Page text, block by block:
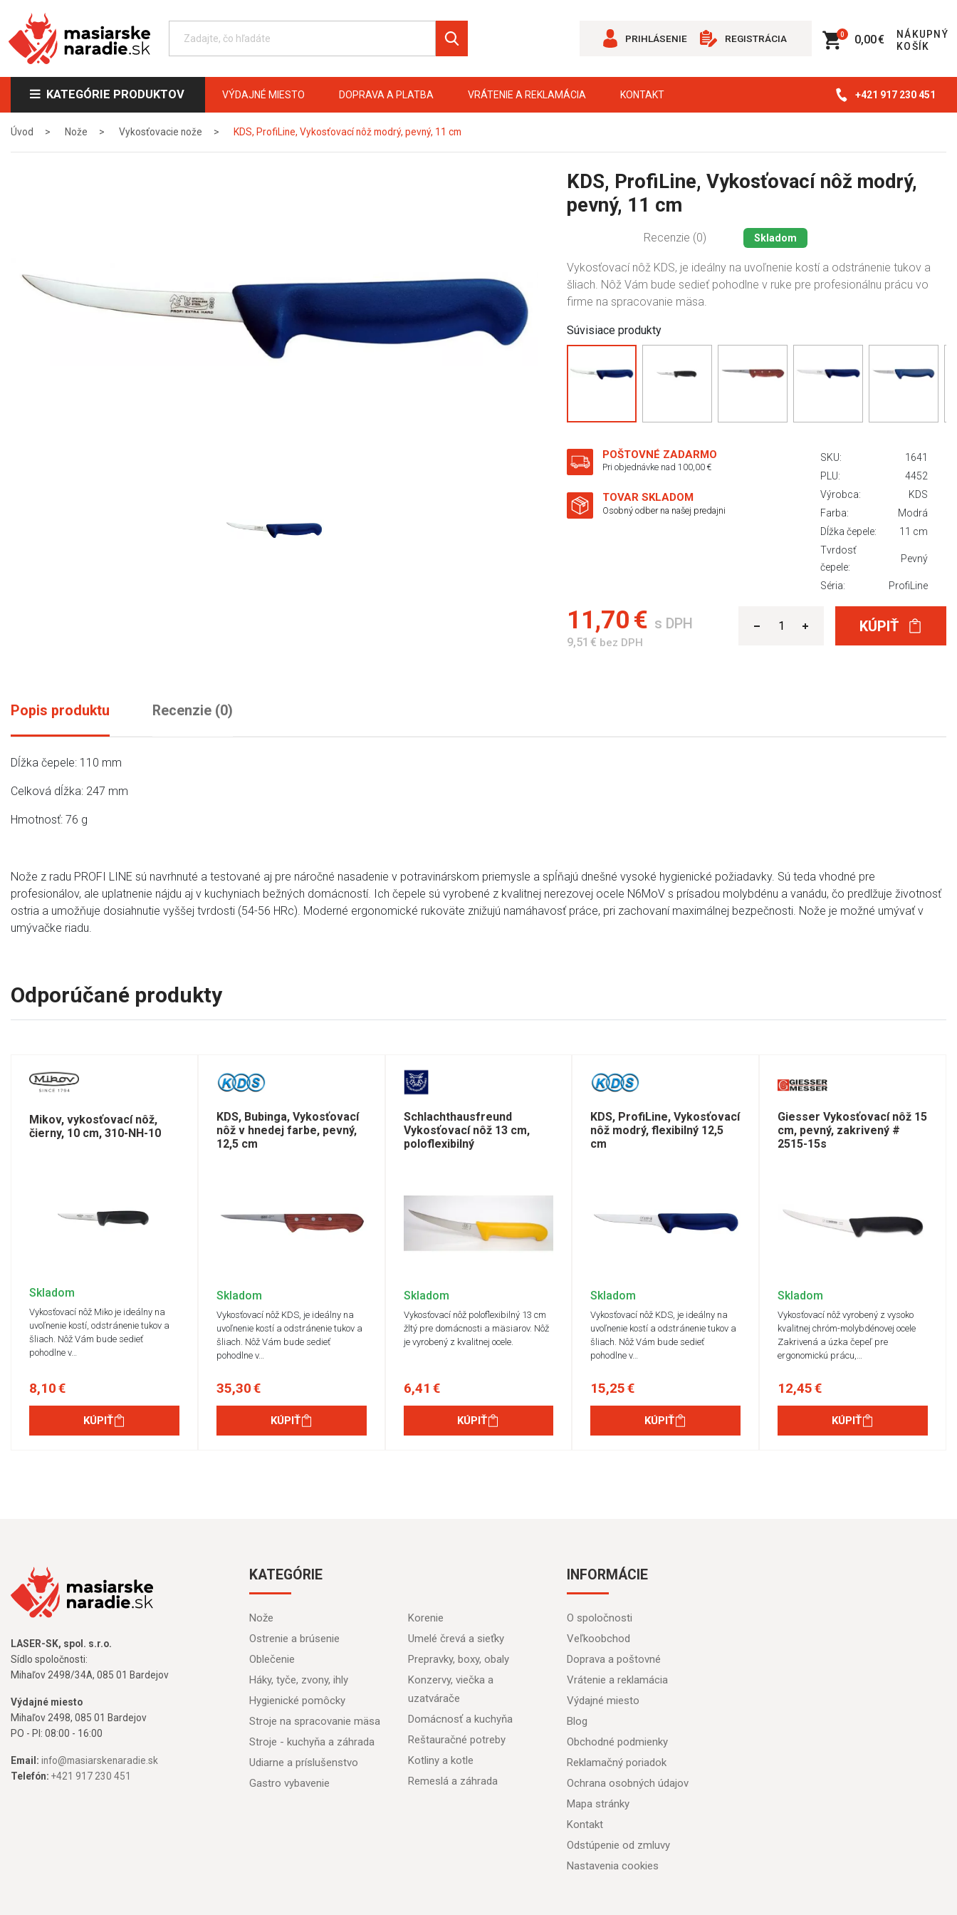
PRIHLÁSENIE REGISTRÁCIA 0,00 €
NÁKUPNÝ
KOŠÍK
0
KATEGÓRIE PRODUKTOV VÝDAJNÉ MIESTO DOPRAVA A PLATBA VRÁTENIE A REKLAMÁCIA KONTAKT +421 917 230 451
Úvod Nože Vykosťovacie nože KDS, ProfiLine, Vykosťovací nôž modrý, pevný, 11 cm
KDS, ProfiLine, Vykosťovací nôž modrý,
pevný, 11 cm
Recenzie (0) Skladom
Vykosťovací nôž KDS, je ideálny na uvoľnenie kostí a odstránenie tukov a
šliach. Nôž Vám bude sedieť pohodlne v ruke pre profesionálnu prácu vo
firme na spracovanie mäsa.
Súvisiace produkty
POŠTOVNÉ ZADARMO
Pri objednávke nad 100,00 €
TOVAR SKLADOM
Osobný odber na našej predajni
SKU:
1641
PLU:
4452
Výrobca:
KDS
Farba:
Modrá
Dĺžka čepele:
11 cm
Tvrdosť
čepele:
Pevný
Séria: ProfiLine
11,70 € s DPH
9,51 € bez DPH
KÚPIŤ
Popis produktu Recenzie (0)
Dĺžka čepele: 110 mm
Celková dĺžka: 247 mm
Hmotnosť: 76 g
Nože z radu PROFI LINE sú navrhnuté a testované aj pre náročné nasadenie v potravinárskom priemysle a spĺňajú dnešné vysoké hygienické požiadavky. Sú teda vhodné pre
profesionálov, ale uplatnenie nájdu aj v kuchyniach bežných domácností. Ich čepele sú vyrobené z kvalitnej nerezovej ocele N6MoV s prísadou molybdénu a vanádu, čo predlžuje životnosť
ostria a umožňuje dosiahnutie vyššej tvrdosti (54-56 HRc). Moderné ergonomické rukoväte znižujú namáhavosť práce, pri zachovaní maximálnej bezpečnosti. Nože je možné umývať v
umývačke riadu.
Odporúčané produkty
Mikov, vykosťovací nôž,
čierny, 10 cm, 310-NH-10
Skladom
Vykosťovací nôž Miko je ideálny na
uvoľnenie kostí, odstránenie tukov a
šliach. Nôž Vám bude sedieť
pohodlne v…
8,10 €
KÚPIŤ
KDS, Bubinga, Vykosťovací
nôž v hnedej farbe, pevný,
12,5 cm
Skladom
Vykosťovací nôž KDS, je ideálny na
uvoľnenie kostí a odstránenie tukov a
šliach. Nôž Vám bude sedieť
pohodlne v…
35,30 €
KÚPIŤ
Schlachthausfreund
Vykosťovací nôž 13 cm,
poloflexibilný
Skladom
Vykosťovací nôž poloflexibilný 13 cm
žltý pre domácnosti a mäsiarov. Nôž
je vyrobený z kvalitnej ocele.
6,41 €
KÚPIŤ
KDS, ProfiLine, Vykosťovací
nôž modrý, flexibilný 12,5
cm
Skladom
Vykosťovací nôž KDS, je ideálny na
uvoľnenie kostí a odstránenie tukov a
šliach. Nôž Vám bude sedieť
pohodlne v…
15,25 €
KÚPIŤ
Giesser Vykosťovací nôž 15
cm, pevný, zakrivený #
2515-15s
Skladom
Vykosťovací nôž vyrobený z vysoko
kvalitnej chróm-molybdénovej ocele
Zakrivená a úzka čepeľ pre
ergonomickú prácu,…
12,45 €
KÚPIŤ
LASER-SK, spol. s.r.o.
Sídlo spoločnosti:
Mihaľov 2498/34A, 085 01 Bardejov
Výdajné miesto
Mihaľov 2498, 085 01 Bardejov
PO - PI: 08:00 - 16:00
Email: info@masiarskenaradie.sk
Telefón: +421 917 230 451
KATEGÓRIE
Nože
Ostrenie a brúsenie
Oblečenie
Háky, tyče, zvony, ihly
Hygienické pomôcky
Stroje na spracovanie mäsa
Stroje - kuchyňa a záhrada
Udiarne a príslušenstvo
Gastro vybavenie
Korenie
Umelé črevá a sieťky
Prepravky, boxy, obaly
Konzervy, viečka a
uzatvárače
Domácnosť a kuchyňa
Reštauračné potreby
Kotliny a kotle
Remeslá a záhrada
INFORMÁCIE
O spoločnosti
Veľkoobchod
Doprava a poštovné
Vrátenie a reklamácia
Výdajné miesto
Blog
Obchodné podmienky
Reklamačný poriadok
Ochrana osobných údajov
Mapa stránky
Kontakt
Odstúpenie od zmluvy
Nastavenia cookies